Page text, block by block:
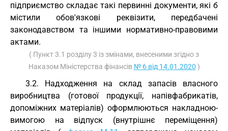
підприємство складає такі первинні документи, які б
містили обов'язкові реквізити, передбачені
законодавством та іншими нормативно-правовими
актами.
( Пункт 3.1 розділу 3 із змінами, внесеними згідно з
Наказом Міністерства фінансів № 6 від 14.01.2020 )
3.2. Надходження на склад запасів власного
виробництва (готової продукції, напівфабрикатів,
допоміжних матеріалів) оформлюються накладною-
вимогою на відпуск (внутрішнє переміщення)